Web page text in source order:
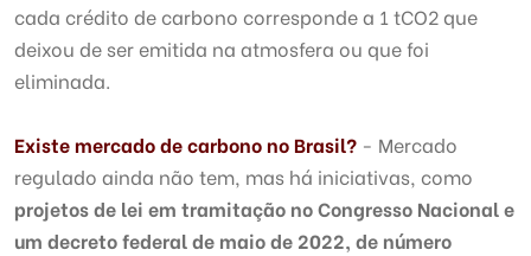
cada crédito de carbono corresponde a 1 tCO2 que
deixou de ser emitida na atmosfera ou que foi
eliminada.
Existe mercado de carbono no Brasil? - Mercado
regulado ainda não tem, mas há iniciativas, como
projetos de lei em tramitação no Congresso Nacional e
um decreto federal de maio de 2022, de número